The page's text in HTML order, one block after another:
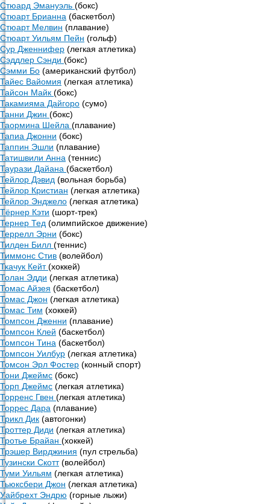
Стюард Эмануэль (бокс)
Стюарт Брианна (баскетбол)
Стюарт Мелвин (плавание)
Стюарт Уильям Пейн (гольф)
Сур Дженнифер (легкая атлетика)
Сэддлер Сэнди (бокс)
Сэмми Бо (американский футбол)
Тайес Вайомия (легкая атлетика)
Тайсон Майк (бокс)
Такамияма Дайгоро (сумо)
Танни Джин (бокс)
Таормина Шейла (плавание)
Тапиа Джонни (бокс)
Таппин Эшли (плавание)
Татишвили Анна (теннис)
Таурази Дайана (баскетбол)
Тейлор Дэвид (вольная борьба)
Тейлор Кристиан (легкая атлетика)
Тейлор Энджело (легкая атлетика)
Тёрнер Кэти (шорт-трек)
Тернер Тед (олимпийское движение)
Террелл Эрни (бокс)
Тилден Билл (теннис)
Тиммонс Стив (волейбол)
Ткачук Кейт(хоккей)
Толан Эдди (легкая атлетика)
Томас Айзея (баскетбол)
Томас Джон (легкая атлетика)
Томас Тим (хоккей)
Томпсон Дженни (плавание)
Томпсон Клей (баскетбол)
Томпсон Тина (баскетбол)
Томпсон Уилбур (легкая атлетика)
Томсон Эрл Фостер (конный спорт)
Тони Джеймс (бокс)
Торп Джеймс (легкая атлетика)
Торренс Гвен (легкая атлетика)
Торрес Дара (плавание)
Трикл Дик (автогонки)
Троттер Диди (легкая атлетика)
Тротье Брайан (хоккей)
Трэшер Вирджиния (пул стрельба)
Тузински Скотт(волейбол)
Туми Уильям (легкая атлетика)
Тьюксбери Джон (легкая атлетика)
Уайбрехт Эндрю (горные лыжи)